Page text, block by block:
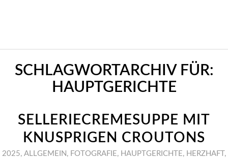
SCHLAGWORTARCHIV FÜR:
HAUPTGERICHTE
SELLERIECREMESUPPE MIT
KNUSPRIGEN CROUTONS
2025, ALLGEMEIN , FOTOGRAFIE, HAUPTGERICHTE, HERZHAFT ,